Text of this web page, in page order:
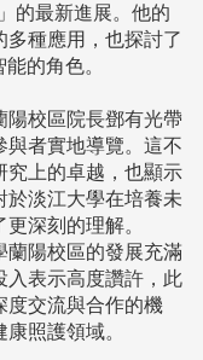
的最新進展。他的
種應用，也探討了
的角色。
校區院長鄧有光帶
與者實地導覽。這不
究上的卓越，也顯示
於淡江大學在培養未
深刻的理解。
陽校區的發展充滿
入表示高度讚許，此
度交流與合作的機
照護領域。